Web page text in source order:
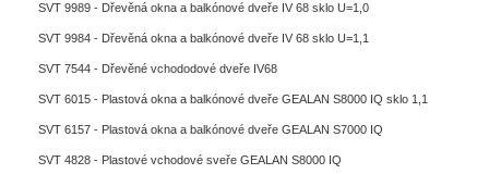
SVT 9989 - Dřevěná okna a balkónové dveře IV 68 sklo U=1,0
SVT 9984 - Dřevěná okna a balkónové dveře IV 68 sklo U=1,1
SVT 7544 - Dřevěné vchododové dveře IV68
SVT 6015 - Plastová okna a balkónové dveře GEALAN S8000 IQ sklo 1,1
SVT 6157 - Plastová okna a balkónové dveře GEALAN S7000 IQ
SVT 4828 - Plastové vchodové sveře GEALAN S8000 IQ